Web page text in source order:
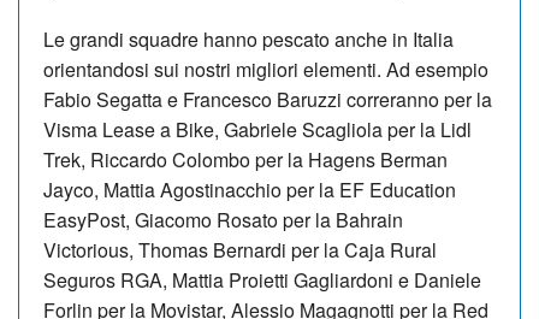
Le grandi squadre hanno pescato anche in Italia
orientandosi sui nostri migliori elementi. Ad esempio
Fabio Segatta e Francesco Baruzzi correranno per la
Visma Lease a Bike, Gabriele Scagliola per la Lidl
Trek, Riccardo Colombo per la Hagens Berman
Jayco, Mattia Agostinacchio per la EF Education
EasyPost, Giacomo Rosato per la Bahrain
Victorious, Thomas Bernardi per la Caja Rural
Seguros RGA, Mattia Proietti Gagliardoni e Daniele
Forlin per la Movistar, Alessio Magagnotti per la Red